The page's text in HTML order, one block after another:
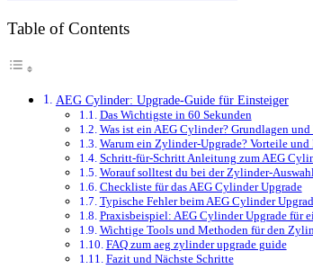
Table of Contents
AEG Cylinder: Upgrade-Guide für Einsteiger
Das Wichtigste in 60 Sekunden
Was ist ein AEG Cylinder? Grundlagen
Warum ein Zylinder-Upgrade? Vorteile und
Schritt-für-Schritt Anleitung zum AEG
Worauf solltest du bei der Zylinder-
Checkliste für das AEG Cylinder Upgrade
Typische Fehler beim AEG Cylinder
Praxisbeispiel: AEG Cylinder Upgrade für
Wichtige Tools und Methoden für den
FAQ zum aeg zylinder upgrade guide
Fazit und Nächste Schritte